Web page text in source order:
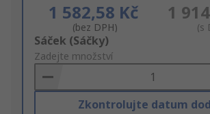
1 582,58 Kč
(bez DPH)
1
(s
Add
to
Basket
Sáček (Sáčky)
Zadejte množství
Zkontrolujte datum